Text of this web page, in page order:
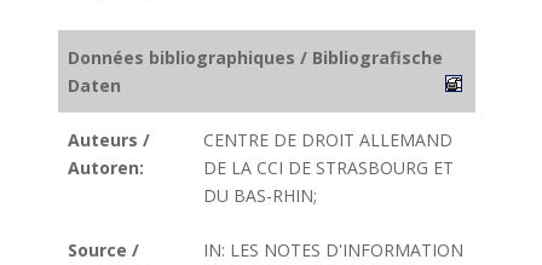
Données bibliographiques / Bibliografische
Daten
Auteurs /
Autoren:
CENTRE DE DROIT ALLEMAND
DE LA CCI DE STRASBOURG ET
DU BAS-RHIN;
Source /
IN: LES NOTES D'INFORMATION